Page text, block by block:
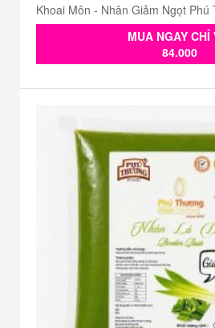
Khoai Môn - Nhân Giảm Ngọt Phú
MUA NGAY CHỈ
84.000